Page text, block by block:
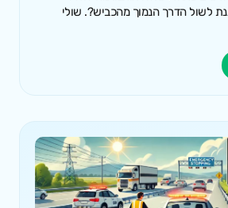
לשול הדרך הנמוך מהכביש?. שולי